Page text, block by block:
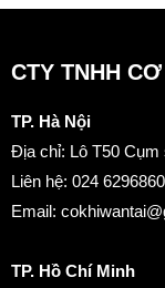
CTY TNHH
TP. Hà Nội
Địa chỉ: Lô T50 Cụm
Liên hệ: 024
Email:
TP. Hồ Chí Minh